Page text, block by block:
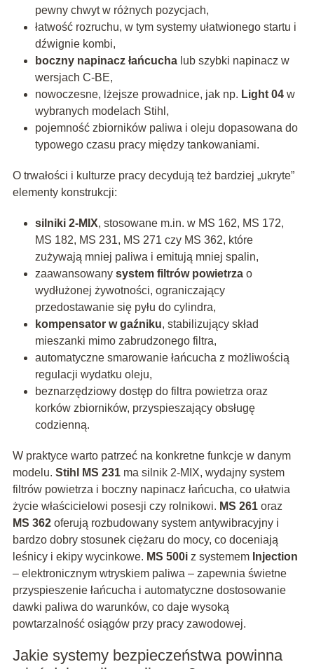
pewny chwyt w różnych pozycjach,
łatwość rozruchu, w tym systemy ułatwionego startu i
dźwignie kombi,
boczny napinacz łańcuchalub szybki napinacz w
wersjach C-BE,
nowoczesne, lżejsze prowadnice, jak np. Light 04w
wybranych modelach Stihl,
pojemność zbiorników paliwa i oleju dopasowana do
typowego czasu pracy między tankowaniami.
O trwałości i kulturze pracy decydują też bardziej „ukryte”
elementy konstrukcji:
silniki 2-MIX, stosowane m.in. w MS 162, MS 172,
MS 182, MS 231, MS 271 czy MS 362, które
zużywają mniej paliwa i emitują mniej spalin,
zaawansowany system filtrów powietrzao
wydłużonej żywotności, ograniczający
przedostawanie się pyłu do cylindra,
kompensator w gaźniku, stabilizujący skład
mieszanki mimo zabrudzonego filtra,
automatyczne smarowanie łańcucha z możliwością
regulacji wydatku oleju,
beznarzędziowy dostęp do filtra powietrza oraz
korków zbiorników, przyspieszający obsługę
codzienną.
W praktyce warto patrzeć na konkretne funkcje w danym
modelu. Stihl MS 231ma silnik 2-MIX, wydajny system
filtrów powietrza i boczny napinacz łańcucha, co ułatwia
życie właścicielowi posesji czy rolnikowi. MS 261oraz
MS 362oferują rozbudowany system antywibracyjny i
bardzo dobry stosunek ciężaru do mocy, co doceniają
leśnicy i ekipy wycinkowe. MS 500iz systemem Injection
– elektronicznym wtryskiem paliwa – zapewnia świetne
przyspieszenie łańcucha i automatyczne dostosowanie
dawki paliwa do warunków, co daje wysoką
powtarzalność osiągów przy pracy zawodowej.
Jakie systemy bezpieczeństwa powinna